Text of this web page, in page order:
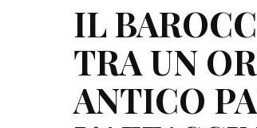
IL
TRA UN
ANTICO